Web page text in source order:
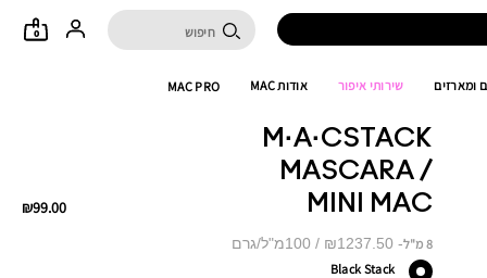
0
ומארזים שירותי איפור אודות MAC MAC PRO
M·A·CSTACK
MASCARA /
MINI MAC
₪99.00
8 מ"ל
Black Stack